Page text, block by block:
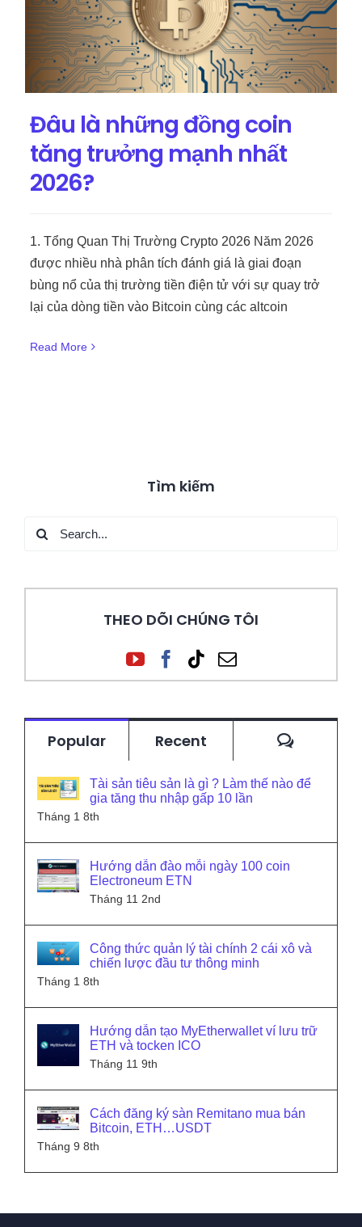
Đâu là những đồng coin
tăng trưởng mạnh nhất
2026?
1. Tổng Quan Thị Trường Crypto 2026 Năm 2026
được nhiều nhà phân tích đánh giá là giai đoạn
bùng nổ của thị trường tiền điện tử với sự quay trở
lại của dòng tiền vào Bitcoin cùng các altcoin
Read More
Tìm kiếm
Search
THEO DÕI CHÚNG TÔI
Popular Recent
Tài sản tiêu sản là gì ? Làm thế nào để
gia tăng thu nhập gấp 10 lần
Tháng 1 8th
Hướng dẫn đào mỗi ngày 100 coin
Electroneum ETN
Tháng 11 2nd
Công thức quản lý tài chính 2 cái xô và
chiến lược đầu tư thông minh
Tháng 1 8th
Hướng dẫn tạo MyEtherwallet ví lưu trữ
ETH và tocken ICO
Tháng 11 9th
Cách đăng ký sàn Remitano mua bán
Bitcoin, ETH…USDT
Tháng 9 8th